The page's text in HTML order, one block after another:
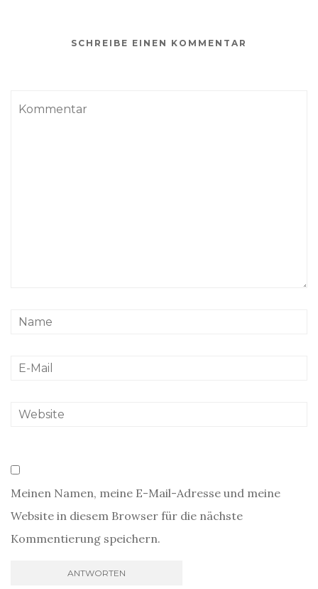
SCHREIBE EINEN KOMMENTAR
Meinen Namen, meine E-Mail-Adresse und meine
Website in diesem Browser für die nächste
Kommentierung speichern.